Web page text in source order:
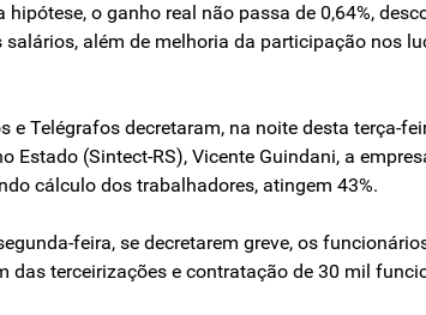
o ganho real não passa de 0,64%,
além de melhoria da participação nos
Telégrafos decretaram, na noite desta terça-
(Sintect-RS), Vicente Guindani, a
cálculo dos trabalhadores, atingem 43%.
feira, se decretarem greve, os
terceirizações e contratação de 30 mil